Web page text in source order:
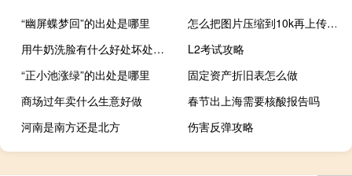
“幽屏蝶梦回”的出处是哪里
怎么把图片压缩到10k再上传（怎么把图片压缩到10k）
用牛奶洗脸有什么好处坏处（用牛奶洗脸有什么好处）
L2考试攻略
“正小池涨绿”的出处是哪里
固定资产折旧表怎么做
商场过年卖什么生意好做
春节出上海需要核酸报告吗
河南是南方还是北方
伤害反弹攻略